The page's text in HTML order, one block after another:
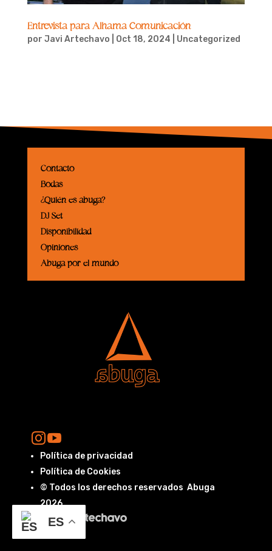
Entrevista para Alhama Comunicación
por Javi Artechavo Oct 18, 2024 Uncategorized
Contacto
Bodas
¿Quién es abuga?
DJ Set
Disponibilidad
Opiniones
Abuga por el mundo
Política de privacidad
Política de Cookies
© Todos los derechos reservados Abuga
2026
Diseño
ES